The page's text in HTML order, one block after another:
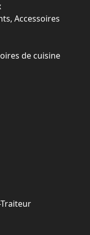
Accessoires
de cuisine